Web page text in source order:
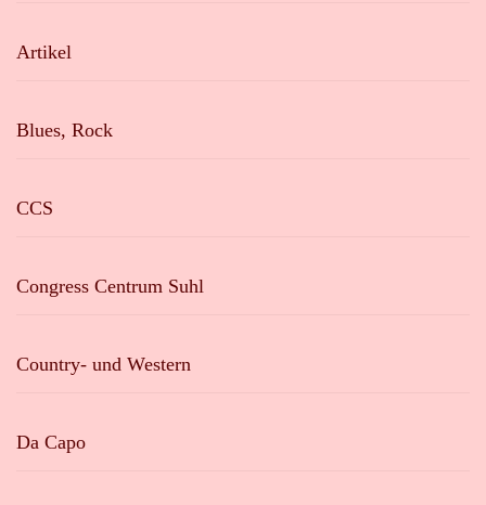
Artikel
Blues, Rock
CCS
Congress Centrum Suhl
Country- und Western
Da Capo